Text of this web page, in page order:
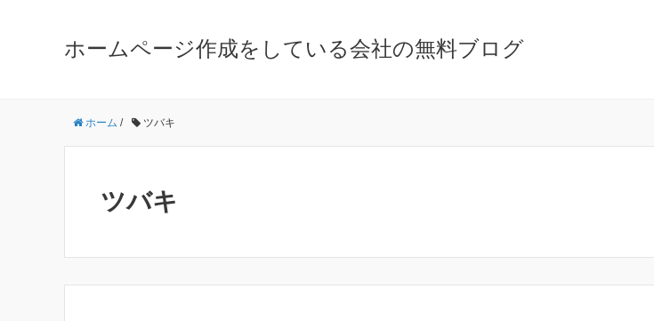
ホームページ作成をしている会社の無料ブログ
ホーム / ツバキ
ツバキ